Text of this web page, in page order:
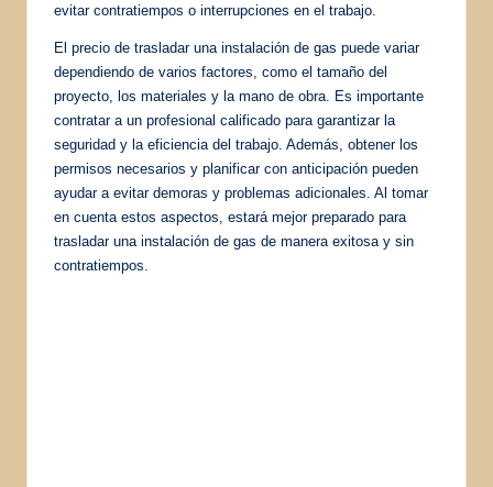
evitar contratiempos o interrupciones en el trabajo.
El precio de trasladar una instalación de gas puede variar
dependiendo de varios factores, como el tamaño del
proyecto, los materiales y la mano de obra. Es importante
contratar a un profesional calificado para garantizar la
seguridad y la eficiencia del trabajo. Además, obtener los
permisos necesarios y planificar con anticipación pueden
ayudar a evitar demoras y problemas adicionales. Al tomar
en cuenta estos aspectos, estará mejor preparado para
trasladar una instalación de gas de manera exitosa y sin
contratiempos.